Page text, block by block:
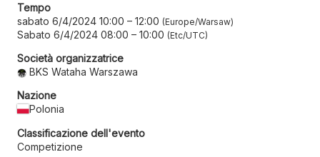
Tempo
sabato 6/4/2024 10:00 – 12:00 Europe/Warsaw
Sabato 6/4/2024 08:00 – 10:00 Etc/UTC
Società organizzatrice
BKS Wataha Warszawa
Nazione
Polonia
Classificazione dell'evento
Competizione